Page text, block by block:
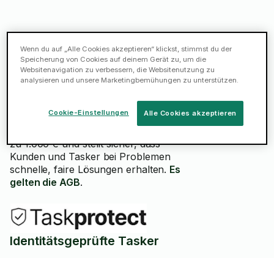
Vertrauen beijedem Task.
Taskprotect bietet im Fall von
zu 1.000 € und stellt sicher, dass
Kunden und Tasker bei Problemen
schnelle, faire Lösungen erhalten. Es
gelten die AGB.
Identitätsgeprüfte Tasker
Wenn du auf „Alle Cookies akzeptieren“ klickst, stimmst du der
Speicherung von Cookies auf deinem Gerät zu, um die
Websitenavigation zu verbessern, die Websitenutzung zu
analysieren und unsere Marketingbemühungen zu unterstützen.
Alle Cookies akzeptieren
Cookie-Einstellungen